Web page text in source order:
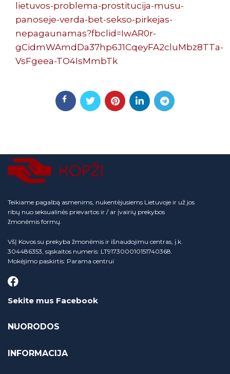
lietuvos-problema-prostitucija-musu-
panoseje-verda-bet-sekso-pirkejas-
nepagaunamas?fbclid=IwAR0r-
gCidmWAmdDa37hp6J1CqeyFA2cluMbz8TTa-
VsFgeea-TO4IsMmbTk
Teikiame pagalbą asmenims, nukentėjusiems Lietuvoje ir už jos
ribų nuo seksualinės prievartos ir / ar įvairių prekybos
žmonėmis formų.
VšĮ Kovos su prekyba žmonėmis ir išnaudojimu centras, į.k.
304486353, sąskaitos numeris: LT917300010151740368.
Mokėjimo paskirtis: Parama centrui
Sekite mus Facebook
NUORODOS
INFORMACIJA